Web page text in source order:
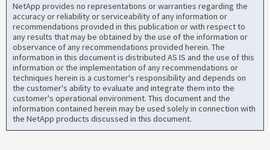
NetApp provides no representations or warranties regarding the
accuracy or reliability or serviceability of any information or
recommendations provided in this publication or with respect to
any results that may be obtained by the use of the information or
observance of any recommendations provided herein. The
information in this document is distributed AS IS and the use of this
information or the implementation of any recommendations or
techniques herein is a customer's responsibility and depends on
the customer's ability to evaluate and integrate them into the
customer's operational environment. This document and the
information contained herein may be used solely in connection with
the NetApp products discussed in this document.